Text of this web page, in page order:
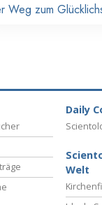
Weg zum
Daily
Welt